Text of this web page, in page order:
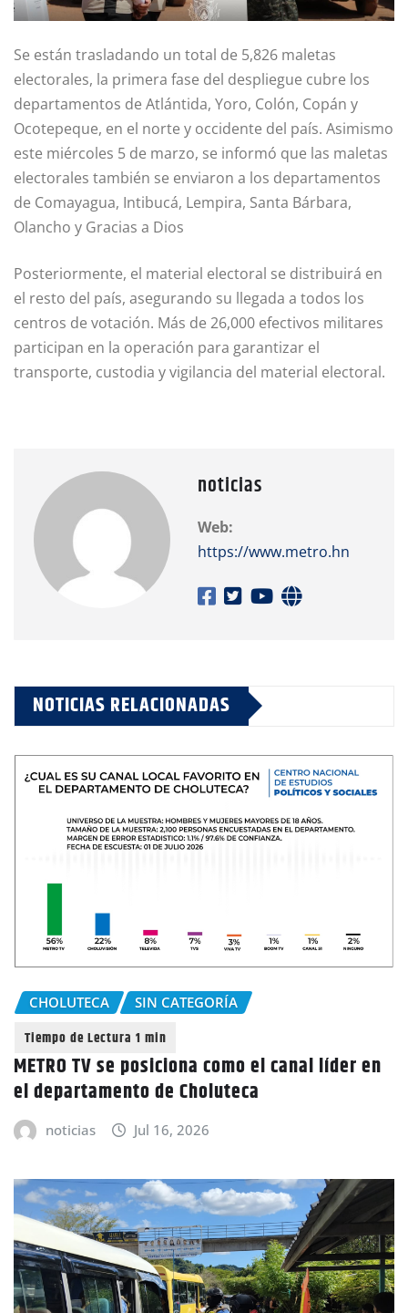
Se están trasladando un total de 5,826 maletas
electorales, la primera fase del despliegue cubre los
departamentos de Atlántida, Yoro, Colón, Copán y
Ocotepeque, en el norte y occidente del país. Asimismo
este miércoles 5 de marzo, se informó que las maletas
electorales también se enviaron a los departamentos
de Comayagua, Intibucá, Lempira, Santa Bárbara,
Olancho y Gracias a Dios
Posteriormente, el material electoral se distribuirá en
el resto del país, asegurando su llegada a todos los
centros de votación. Más de 26,000 efectivos militares
participan en la operación para garantizar el
transporte, custodia y vigilancia del material electoral.
noticias
Web:
https://www.metro.hn
NOTICIAS RELACIONADAS
CHOLUTECA SIN CATEGORÍA
METRO TV se posiciona como el canal líder en
el departamento de Choluteca
noticias Jul 16, 2026